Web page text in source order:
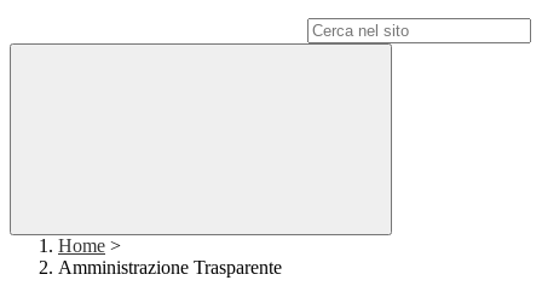
Home >
Amministrazione Trasparente